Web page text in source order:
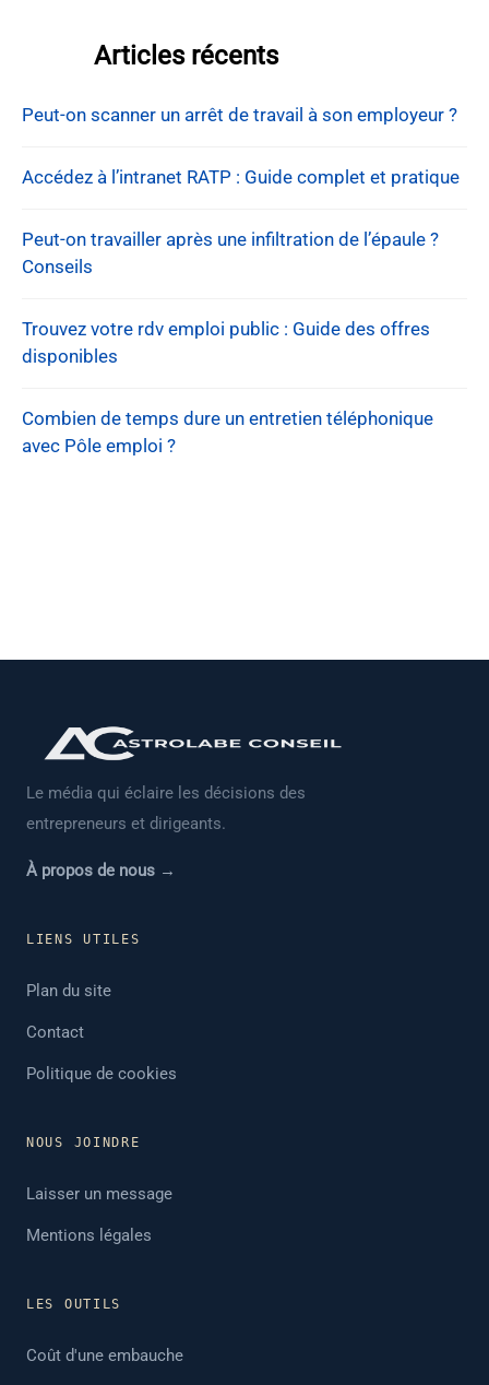
Articles récents
Peut-on scanner un arrêt de travail à son employeur ?
Accédez à l’intranet RATP : Guide complet et pratique
Peut-on travailler après une infiltration de l’épaule ?
Conseils
Trouvez votre rdv emploi public : Guide des offres
disponibles
Combien de temps dure un entretien téléphonique
avec Pôle emploi ?
Le média qui éclaire les décisions des
entrepreneurs et dirigeants.
À propos de nous →
LIENS UTILES
Plan du site
Contact
Politique de cookies
NOUS JOINDRE
Laisser un message
Mentions légales
LES OUTILS
Coût d'une embauche